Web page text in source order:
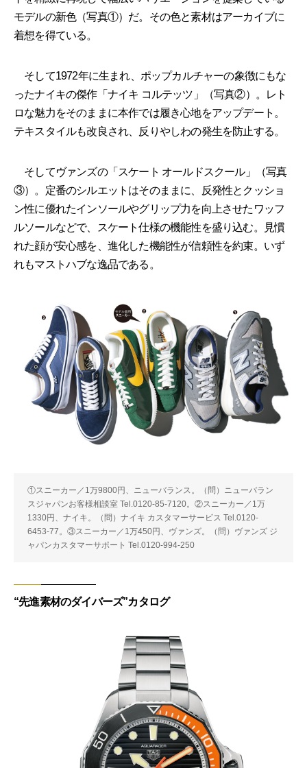
モデルの新色（写真①）だ。その色と素材はアーカイブに
着想を得ている。
そして1972年に生まれ、ポップカルチャーの象徴にもな
ったナイキの傑作「ナイキ コルテッツ」（写真②）。レト
ロな魅力をそのままに本作では履き心地をアップデート。
テキスタイルも改良され、反りやしわの発生を防止する。
そしてヴァンズの「スケート オールドスクール」（写真
③）。定番のシルエットはそのままに、反発性とクッショ
ン性に優れたインソールやグリップ力を向上させたワッフ
ルソールなどで、スケート仕様の機能性を盛り込む。見慣
れた顔が安心感を、進化した機能性が信頼性を約束。いず
れもマストハブな逸品である。
①スニーカー／1万9800円、ニューバランス。（問）ニューバラン
スジャパンお客様相談室 Tel.0120-85-7120。②スニーカー／1万
1330円、ナイキ。（問）ナイキ カスタマーサービス Tel.0120-
6453-77。③スニーカー／1万450円、ヴァンズ。（問）ヴァンズ ジ
ャパンカスタマーサポート Tel.0120-994-250
“先進素材のダイバーズ”カタログ